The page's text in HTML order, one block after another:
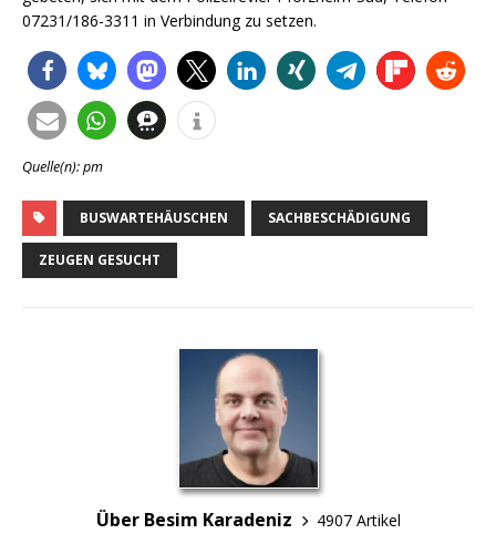
07231/186-3311 in Verbindung zu setzen.
Quelle(n): pm
BUSWARTEHÄUSCHEN SACHBESCHÄDIGUNG
ZEUGEN GESUCHT
Über Besim Karadeniz
4907 Artikel